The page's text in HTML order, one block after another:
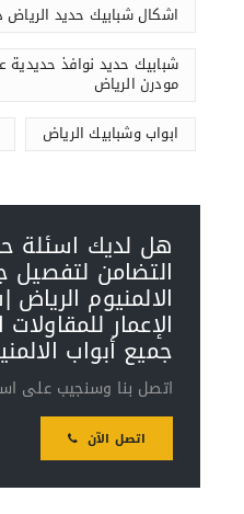
اشكال شبابيك حديد
شبابيك حديد نوافذ
مودرن الرياض
ابواب وشبابيك الرياض
هل لديك اسئلة
التضامن لتفصيل
الالمنيوم
الإعمار
جميع أبواب
اتصل بنا وسنجيب على
اتصل الآن